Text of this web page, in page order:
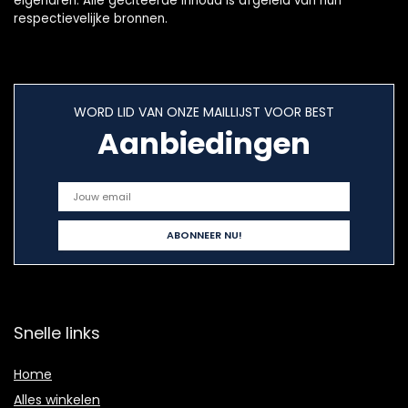
respectievelijke bronnen.
WORD LID VAN ONZE MAILLIJST VOOR BEST
Aanbiedingen
Snelle links
Home
Alles winkelen